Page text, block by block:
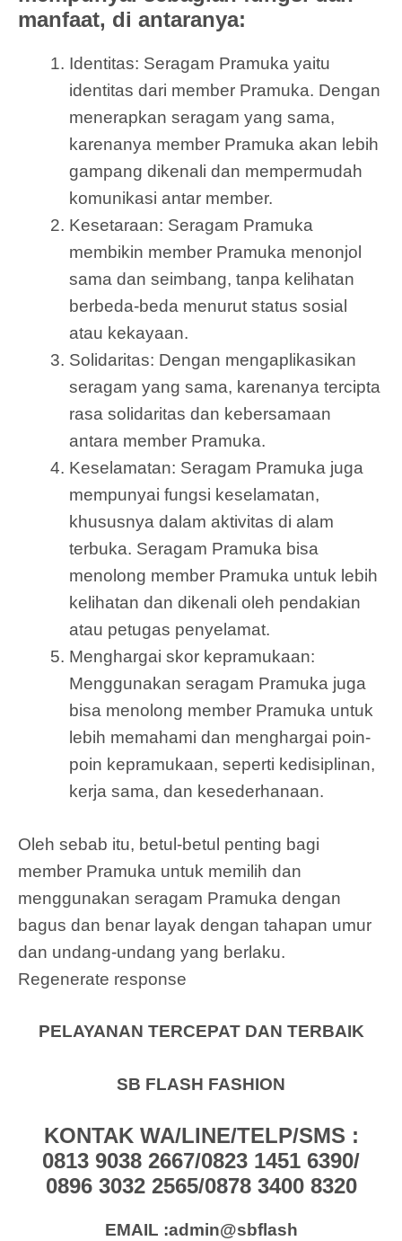
manfaat, di antaranya:
Identitas: Seragam Pramuka yaitu
identitas dari member Pramuka. Dengan
menerapkan seragam yang sama,
karenanya member Pramuka akan lebih
gampang dikenali dan mempermudah
komunikasi antar member.
Kesetaraan: Seragam Pramuka
membikin member Pramuka menonjol
sama dan seimbang, tanpa kelihatan
berbeda-beda menurut status sosial
atau kekayaan.
Solidaritas: Dengan mengaplikasikan
seragam yang sama, karenanya tercipta
rasa solidaritas dan kebersamaan
antara member Pramuka.
Keselamatan: Seragam Pramuka juga
mempunyai fungsi keselamatan,
khususnya dalam aktivitas di alam
terbuka. Seragam Pramuka bisa
menolong member Pramuka untuk lebih
kelihatan dan dikenali oleh pendakian
atau petugas penyelamat.
Menghargai skor kepramukaan:
Menggunakan seragam Pramuka juga
bisa menolong member Pramuka untuk
lebih memahami dan menghargai poin-
poin kepramukaan, seperti kedisiplinan,
kerja sama, dan kesederhanaan.
Oleh sebab itu, betul-betul penting bagi
member Pramuka untuk memilih dan
menggunakan seragam Pramuka dengan
bagus dan benar layak dengan tahapan umur
dan undang-undang yang berlaku.
Regenerate response
PELAYANAN TERCEPAT DAN TERBAIK
SB FLASH FASHION
KONTAK WA/LINE/TELP/SMS :
0813 9038 2667/0823 1451 6390/
0896 3032 2565/0878 3400 8320
EMAIL :admin@sbflash